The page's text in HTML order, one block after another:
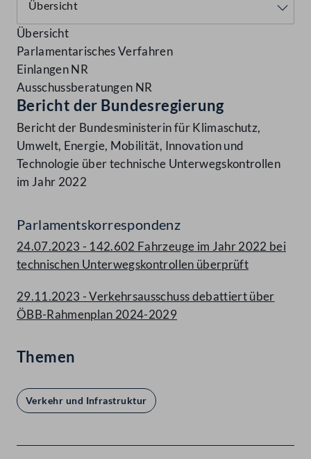
Übersicht
Parlamentarisches Verfahren
Einlangen NR
Ausschussberatungen NR
Bericht der Bundesregierung
Bericht der Bundesministerin für Klimaschutz,
Umwelt, Energie, Mobilität, Innovation und
Technologie über technische Unterwegskontrollen
im Jahr 2022
Parlamentskorrespondenz
24.07.2023 - 142.602 Fahrzeuge im Jahr 2022 bei
technischen Unterwegskontrollen überprüft
29.11.2023 - Verkehrsausschuss debattiert über
ÖBB-Rahmenplan 2024-2029
Themen
Verkehr und Infrastruktur